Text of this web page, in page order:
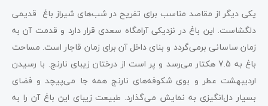
یکی دیگر از مقاصد مناسب برای تفریح در شب‌های شیراز باغ قدیمی
دلگشاست. این باغ در نزدیکی آرامگاه سعدی قرار دارد و قدمت آن به
زمان ساسانی برمی‌گردد و بنای داخل آن برای زمان قاجار است. مساحت
باغ به 7.5 هکتار می‌رسد و پر است از درختان زیبای نارنج. با رسیدن
اردیبهشت عطر و بوی شکوفه‌های نارنج همه جا می‌پیچد و فضای
بسیار دل‌انگیزی به نمایش می‌گذارد. طبیعت زیبای این باغ آن را به